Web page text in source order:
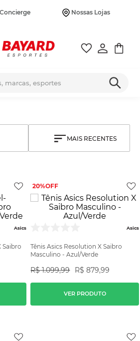
Nossas Lojas
MAIS RECENTES
Asics
Saibro
20%
Asics
Tênis Asics Resolution X Saibro
Masculino - Azul/Verde
R$ 1.099,99 R$ 879,99
VER PRODUTO